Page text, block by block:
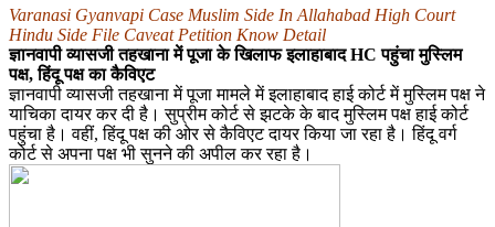
Varanasi Gyanvapi Case Muslim Side In Allahabad High Court
Hindu Side File Caveat Petition Know Detail
ज्ञानवापी व्यासजी तहखाना में पूजा के खिलाफ इलाहाबाद HC पहुंचा मुस्लिम
पक्ष, हिंदू पक्ष का कैविएट
ज्ञानवापी व्यासजी तहखाना में पूजा मामले में इलाहाबाद हाई कोर्ट में मुस्लिम पक्ष ने
याचिका दायर कर दी है। सुप्रीम कोर्ट से झटके के बाद मुस्लिम पक्ष हाई कोर्ट
पहुंचा है। वहीं, हिंदू पक्ष की ओर से कैविएट दायर किया जा रहा है। हिंदू वर्ग
कोर्ट से अपना पक्ष भी सुनने की अपील कर रहा है।